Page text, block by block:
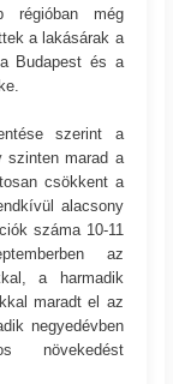
régióban még
a lakásárak a
Budapest és a
szerint a
szinten marad a
csökkent a
alacsony
száma 10-11
az
a harmadik
maradt el az
negyedévben
növekedést